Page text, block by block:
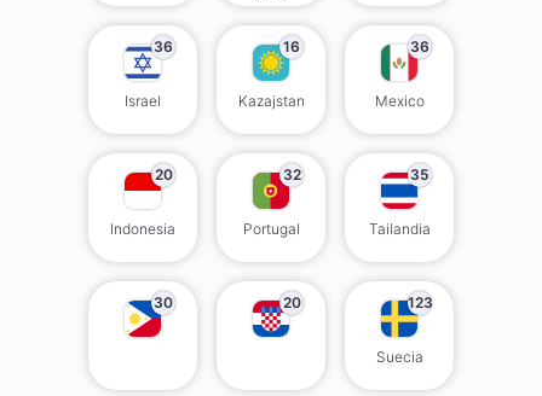
36
Israel
16
Kazajstan
36
Mexico
20
Indonesia
32
Portugal
35
Tailandia
30 20 123
Suecia